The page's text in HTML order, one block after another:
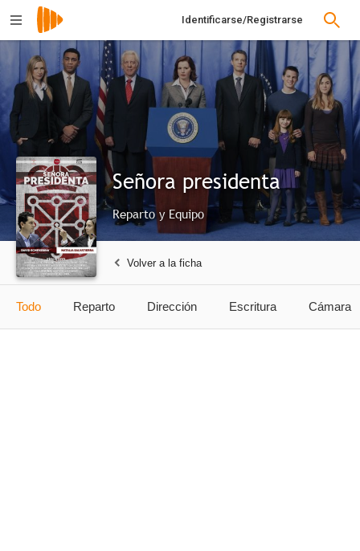
Identificarse/Registrarse
Señora presidenta
Reparto y Equipo
Volver a la ficha
Todo Reparto Dirección Escritura Cámara